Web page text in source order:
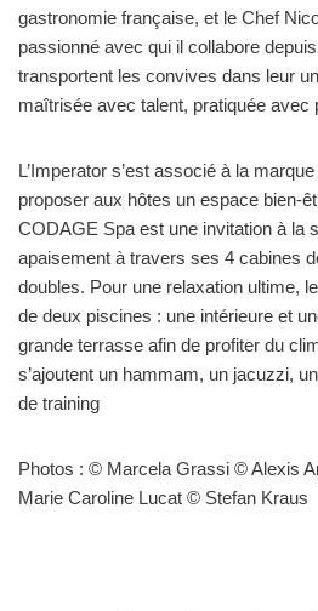
gastronomie française, et le Chef
passionné avec qui il collabore
transportent les convives dans leur
maîtrisée avec talent, pratiquée avec
L’Imperator s’est associé à la
proposer aux hôtes un espace bien-
CODAGE Spa est une invitation à la
apaisement à travers ses 4 cabines
doubles. Pour une relaxation ultime,
de deux piscines : une intérieure et
grande terrasse afin de profiter du
s’ajoutent un hammam, un jacuzzi,
de training
Photos : © Marcela Grassi © Alexis
Marie Caroline Lucat © Stefan Kraus